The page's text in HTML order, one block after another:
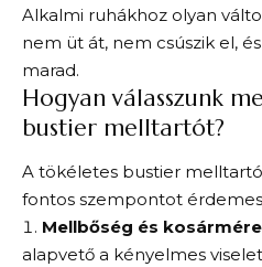
Alkalmi ruhákhoz olyan
nem üt át, nem csúszik el,
marad.
Hogyan válasszunk
bustier melltartót?
A tökéletes bustier
fontos szempontot
Mellbőség és
alapvető a kényelmes